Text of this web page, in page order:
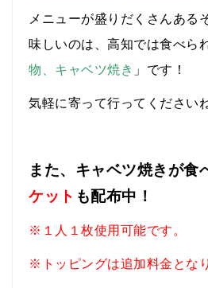
メニューが盛りだくさんある
味しいのは、高知では食べら
物、キャベツ焼き 」です！
気軽に寄って行ってください
また、キャベツ焼きが食
ケット も配布中！
※１人１枚使用可能です。
※トッピングは追加料金となり